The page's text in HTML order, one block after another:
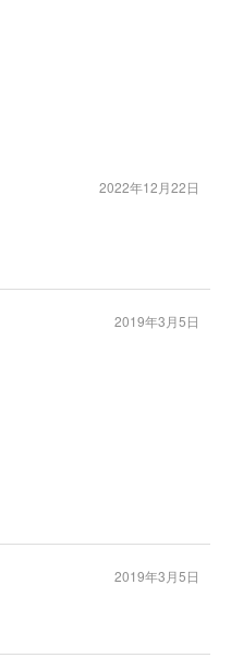
2022年12月22日
2019年3月5日
2019年3月5日